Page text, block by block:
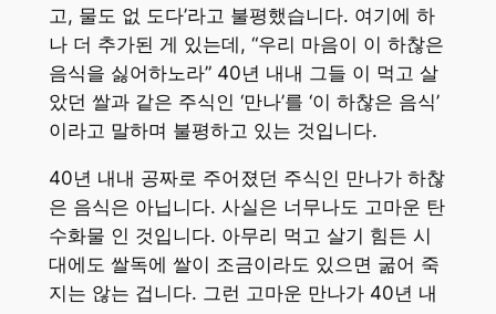
고, 물도 없 도다’라고 불평했습니다. 여기에 하
나 더 추가된 게 있는데, “우리 마음이 이 하찮은
음식을 싫어하노라” 40년 내내 그들 이 먹고 살
았던 쌀과 같은 주식인 ‘만나’를 ‘이 하찮은 음식’
이라고 말하며 불평하고 있는 것입니다.
40년 내내 공짜로 주어졌던 주식인 만나가 하찮
은 음식은 아닙니다. 사실은 너무나도 고마운 탄
수화물 인 것입니다. 아무리 먹고 살기 힘든 시
대에도 쌀독에 쌀이 조금이라도 있으면 굶어 죽
지는 않는 겁니다. 그런 고마운 만나가 40년 내